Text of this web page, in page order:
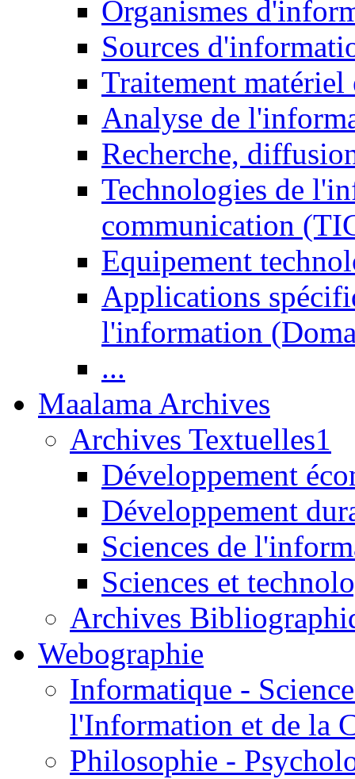
Organismes
Sources
Traitement matériel
Analyse de
Recherche,
Technologies de
communication
Equipement
Applications
l'information
...
Maalama Archives
Archives Textuelles1
Développement
Développement
Sciences de
Sciences et
Archives
Webographie
Informatique -
l'Information et de la
Philosophie -